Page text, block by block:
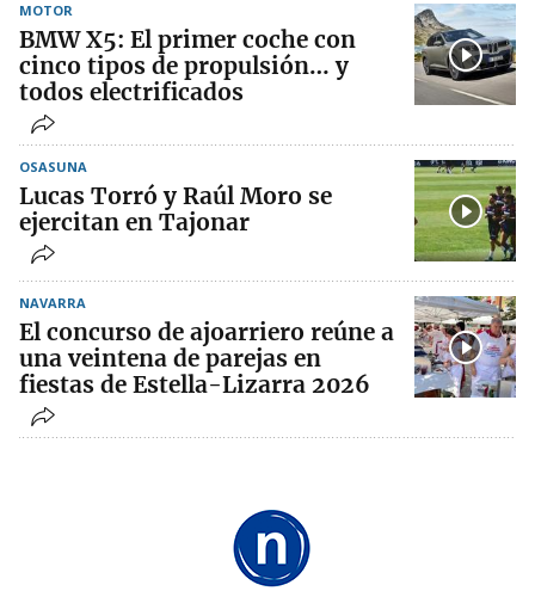
MOTOR
BMW X5: El primer coche con
cinco tipos de propulsión… y
todos electrificados
OSASUNA
Lucas Torró y Raúl Moro se
ejercitan en Tajonar
NAVARRA
El concurso de ajoarriero reúne a
una veintena de parejas en
fiestas de Estella-Lizarra 2026